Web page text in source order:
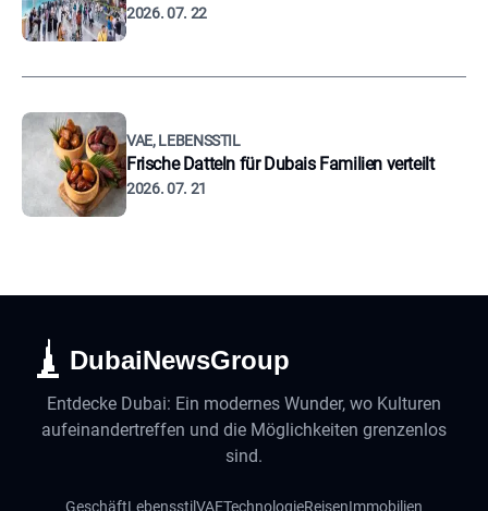
2026. 07. 22
VAE, LEBENSSTIL
Frische Datteln für Dubais Familien verteilt
2026. 07. 21
DubaiNewsGroup
Entdecke Dubai: Ein modernes Wunder, wo Kulturen
aufeinandertreffen und die Möglichkeiten grenzenlos
sind.
GeschäftLebensstilVAETechnologieReisenImmobilien